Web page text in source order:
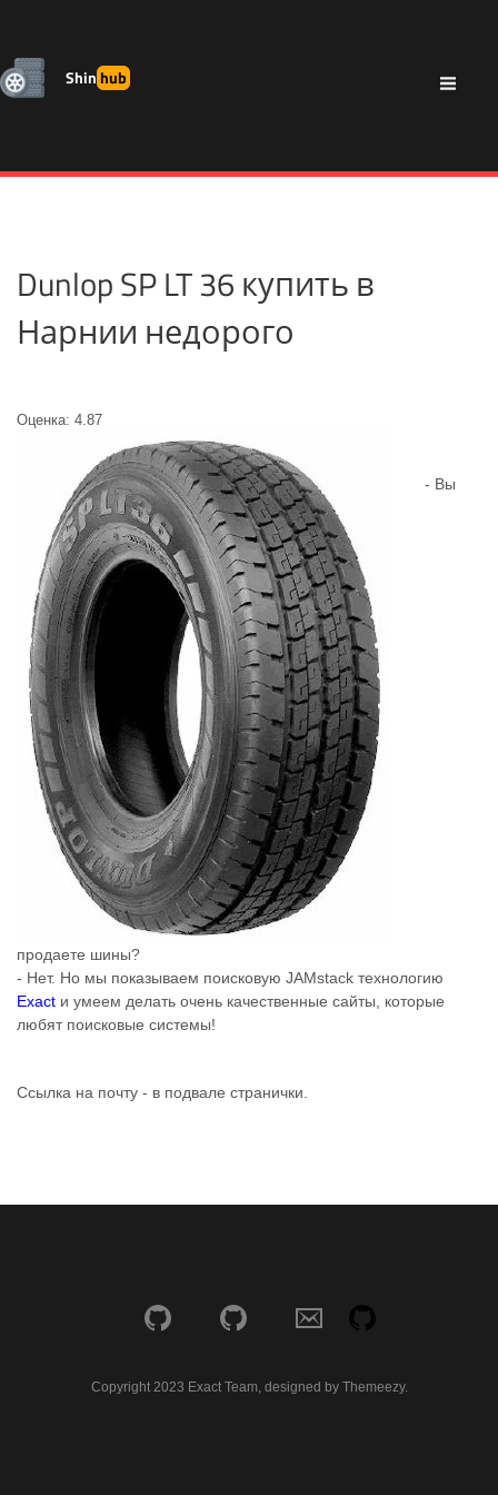
Shinhub
Dunlop SP LT 36 купить в
Нарнии недорого
Оценка: 4.87
- Вы
продаете шины?
- Нет. Но мы показываем поисковую JAMstack технологию
Exact и умеем делать очень качественные сайты, которые
любят поисковые системы!
Ссылка на почту - в подвале странички.
Copyright 2023 Exact Team, designed by Themeezy.